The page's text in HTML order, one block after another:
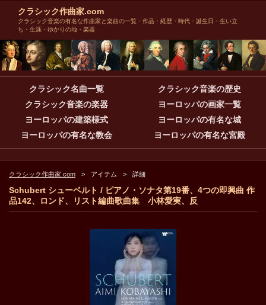
クラシック作曲家.com
クラシック音楽の有名な作曲家と楽曲の一覧・作品・経歴・時代・誕生日・生い立
ち・生涯・ゆかりの地・楽器
クラシック名曲一覧
クラシック音楽の歴史
クラシック音楽の楽器
ヨーロッパの画家一覧
ヨーロッパの建築様式
ヨーロッパの有名な城
ヨーロッパの有名な教会
ヨーロッパの有名な宮殿
クラシック作曲家.com アイテム 詳細
Schubert シューベルト / ピアノ・ソナタ第19番、4つの即興曲 作
品142、ロンド、リスト編曲歌曲集 小林愛実、反